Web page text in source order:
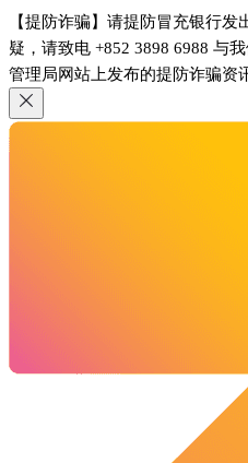
【提防诈骗】请提防冒充银行
疑，请致电 +852 3898 6988 与
管理局网站上发布的提防诈骗资